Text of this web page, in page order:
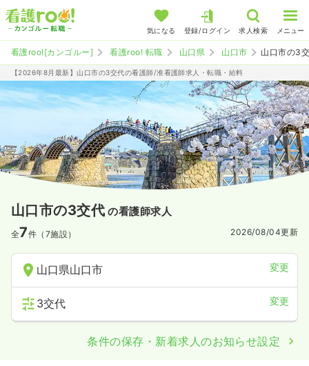
気になる 登録/ログイン 求人検索 メニュー
看護roo![カンゴルー] 看護roo! 転職 山口県 山口市 山口市の3
【2026年8月最新】山口市の3交代の看護師/准看護師求人・転職・給料
山口市の3交代 の看護師求人
全7件（7施設） 2026/08/04更新
山口県山口市 変更
3交代 変更
条件の保存・新着求人のお知らせ設定